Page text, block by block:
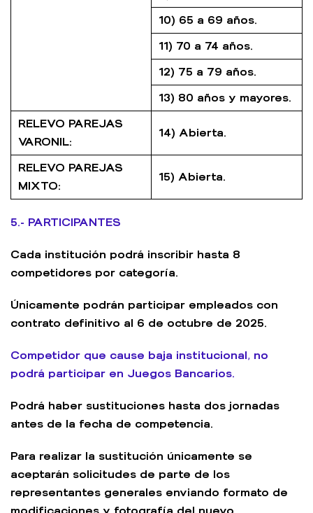
10) 65 a 69 años.
11) 70 a 74 años.
12) 75 a 79 años.
13) 80 años y mayores.
RELEVO PAREJAS
VARONIL:
14) Abierta.
RELEVO PAREJAS
MIXTO:
15) Abierta.
5.- PARTICIPANTES
Cada institución podrá inscribir hasta 8
competidores por categoría.
Únicamente podrán participar empleados con
contrato definitivo al 6 de octubre de 2025.
Competidor que cause baja institucional, no
podrá participar en Juegos Bancarios.
Podrá haber sustituciones hasta dos jornadas
antes de la fecha de competencia.
Para realizar la sustitución únicamente se
aceptarán solicitudes de parte de los
representantes generales enviando formato de